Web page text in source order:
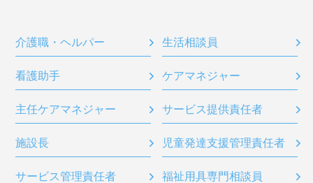
介護職・ヘルパー 生活相談員
看護助手 ケアマネジャー
主任ケアマネジャー サービス提供責任者
施設長 児童発達支援管理責任者
サービス管理責任者 福祉用具専門相談員